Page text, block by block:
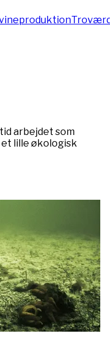
arbejdet som
lille økologisk